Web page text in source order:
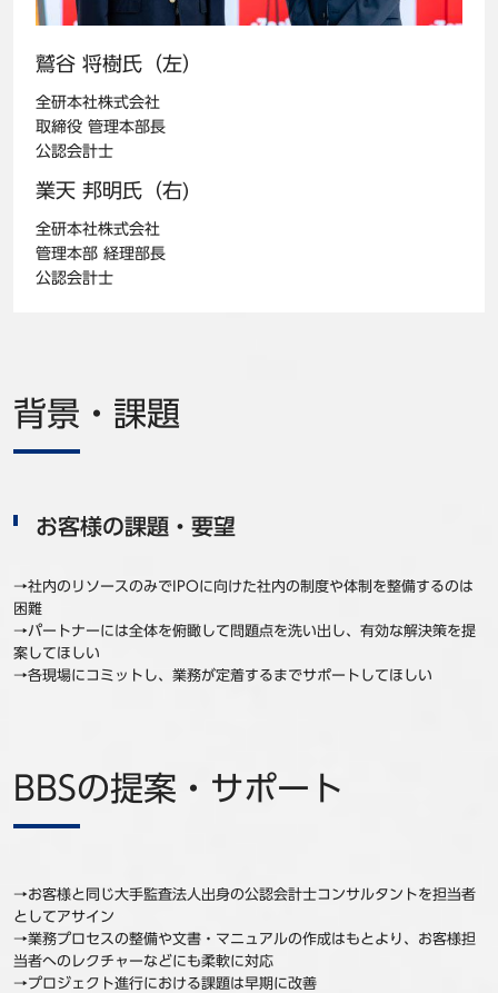
鷲谷 将樹氏（左）
全研本社株式会社
取締役 管理本部長
公認会計士
業天 邦明氏（右)
全研本社株式会社
管理本部 経理部長
公認会計士
背景・課題
お客様の課題・要望
→社内のリソースのみでIPOに向けた社内の制度や体制を整備するのは
困難
→パートナーには全体を俯瞰して問題点を洗い出し、有効な解決策を提
案してほしい
→各現場にコミットし、業務が定着するまでサポートしてほしい
BBSの提案・サポート
→お客様と同じ大手監査法人出身の公認会計士コンサルタントを担当者
としてアサイン
→業務プロセスの整備や文書・マニュアルの作成はもとより、お客様担
当者へのレクチャーなどにも柔軟に対応
→プロジェクト進行における課題は早期に改善